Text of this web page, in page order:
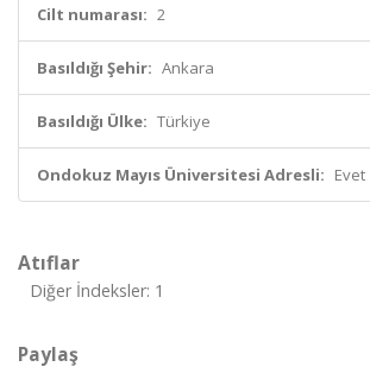
Cilt numarası: 2
Basıldığı Şehir: Ankara
Basıldığı Ülke: Türkiye
Ondokuz Mayıs Üniversitesi Adresli: Evet
Atıflar
Diğer İndeksler: 1
Paylaş